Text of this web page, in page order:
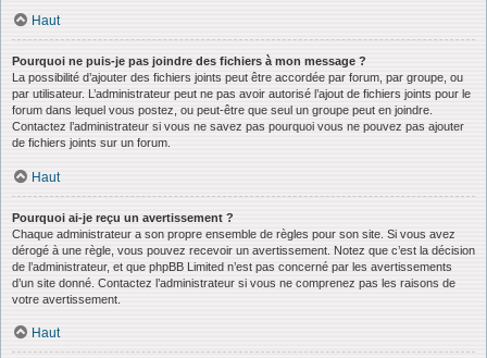
Haut
Pourquoi ne puis-je pas joindre des fichiers à mon message ?
La possibilité d’ajouter des fichiers joints peut être accordée par forum, par groupe, ou
par utilisateur. L’administrateur peut ne pas avoir autorisé l’ajout de fichiers joints pour le
forum dans lequel vous postez, ou peut-être que seul un groupe peut en joindre.
Contactez l’administrateur si vous ne savez pas pourquoi vous ne pouvez pas ajouter
de fichiers joints sur un forum.
Haut
Pourquoi ai-je reçu un avertissement ?
Chaque administrateur a son propre ensemble de règles pour son site. Si vous avez
dérogé à une règle, vous pouvez recevoir un avertissement. Notez que c’est la décision
de l’administrateur, et que phpBB Limited n’est pas concerné par les avertissements
d’un site donné. Contactez l’administrateur si vous ne comprenez pas les raisons de
votre avertissement.
Haut